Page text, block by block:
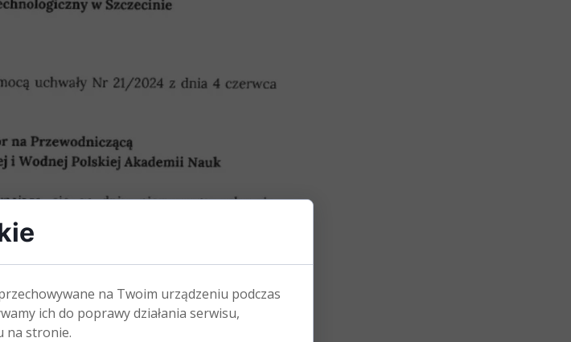
na Twoim urządzeniu podczas
ich do poprawy działania serwisu,
na stronie.